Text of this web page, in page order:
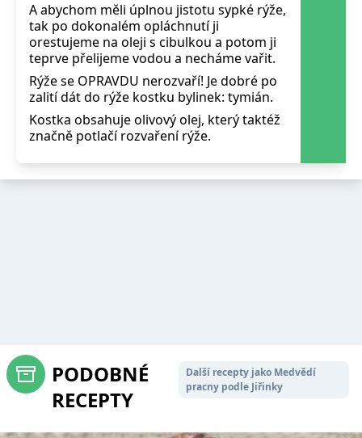
A abychom měli úplnou jistotu sypké rýže,
tak po dokonalém opláchnutí ji
orestujeme na oleji s cibulkou a potom ji
teprve přelijeme vodou a necháme vařit.
Rýže se OPRAVDU nerozvaří! Je dobré po
zalití dát do rýže kostku bylinek: tymián.
Kostka obsahuje olivový olej, který taktéž
značně potlačí rozvaření rýže.
PODOBNÉ
RECEPTY
Další recepty jako Medvědí
pracny podle Jiřinky